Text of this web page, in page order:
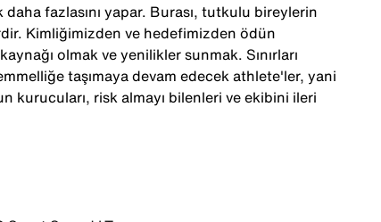
fazlasını yapar. Burası, tutkulu bireylerin
Kimliğimizden ve hedefimizden ödün
olmak ve yenilikler sunmak. Sınırları
taşımaya devam edecek athlete'ler, yani
kurucuları, risk almayı bilenleri ve ekibini ileri